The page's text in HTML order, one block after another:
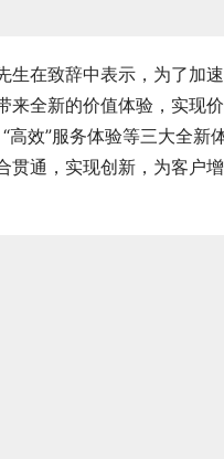
生在致辞中表示，为了加
全新的价值体验，实现
效”服务体验等三大全新